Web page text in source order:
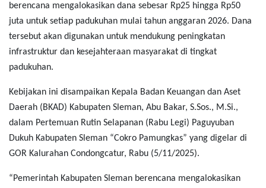
berencana mengalokasikan dana sebesar Rp25 hingga Rp50
juta untuk setiap padukuhan mulai tahun anggaran 2026. Dana
tersebut akan digunakan untuk mendukung peningkatan
infrastruktur dan kesejahteraan masyarakat di tingkat
padukuhan.
Kebijakan ini disampaikan Kepala Badan Keuangan dan Aset
Daerah (BKAD) Kabupaten Sleman, Abu Bakar, S.Sos., M.Si.,
dalam Pertemuan Rutin Selapanan (Rabu Legi) Paguyuban
Dukuh Kabupaten Sleman “Cokro Pamungkas” yang digelar di
GOR Kalurahan Condongcatur, Rabu (5/11/2025).
“Pemerintah Kabupaten Sleman berencana mengalokasikan